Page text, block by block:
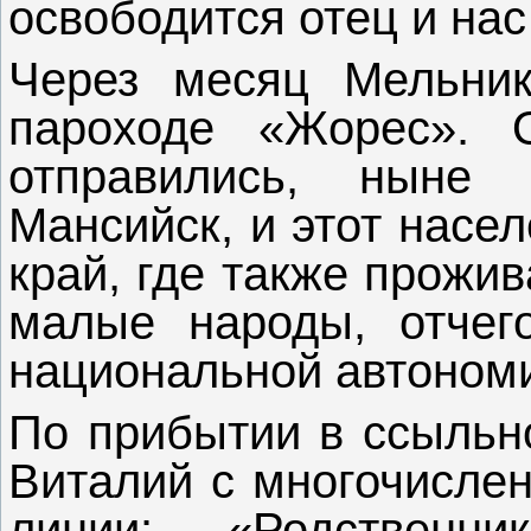
освободится отец и
Через месяц
пароходе «Жорес».
отправились,
Мансийск, и этот
край, где также
малые народы,
национальной
По прибытии в
Виталий с